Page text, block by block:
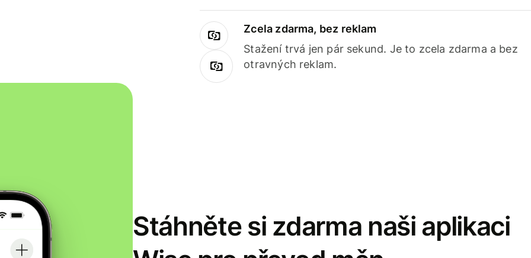
Zcela zdarma, bez reklam
Stažení trvá jen pár sekund. Je to zcela zdarma a bez
otravných reklam.
Stáhněte si zdarma naši aplikaci